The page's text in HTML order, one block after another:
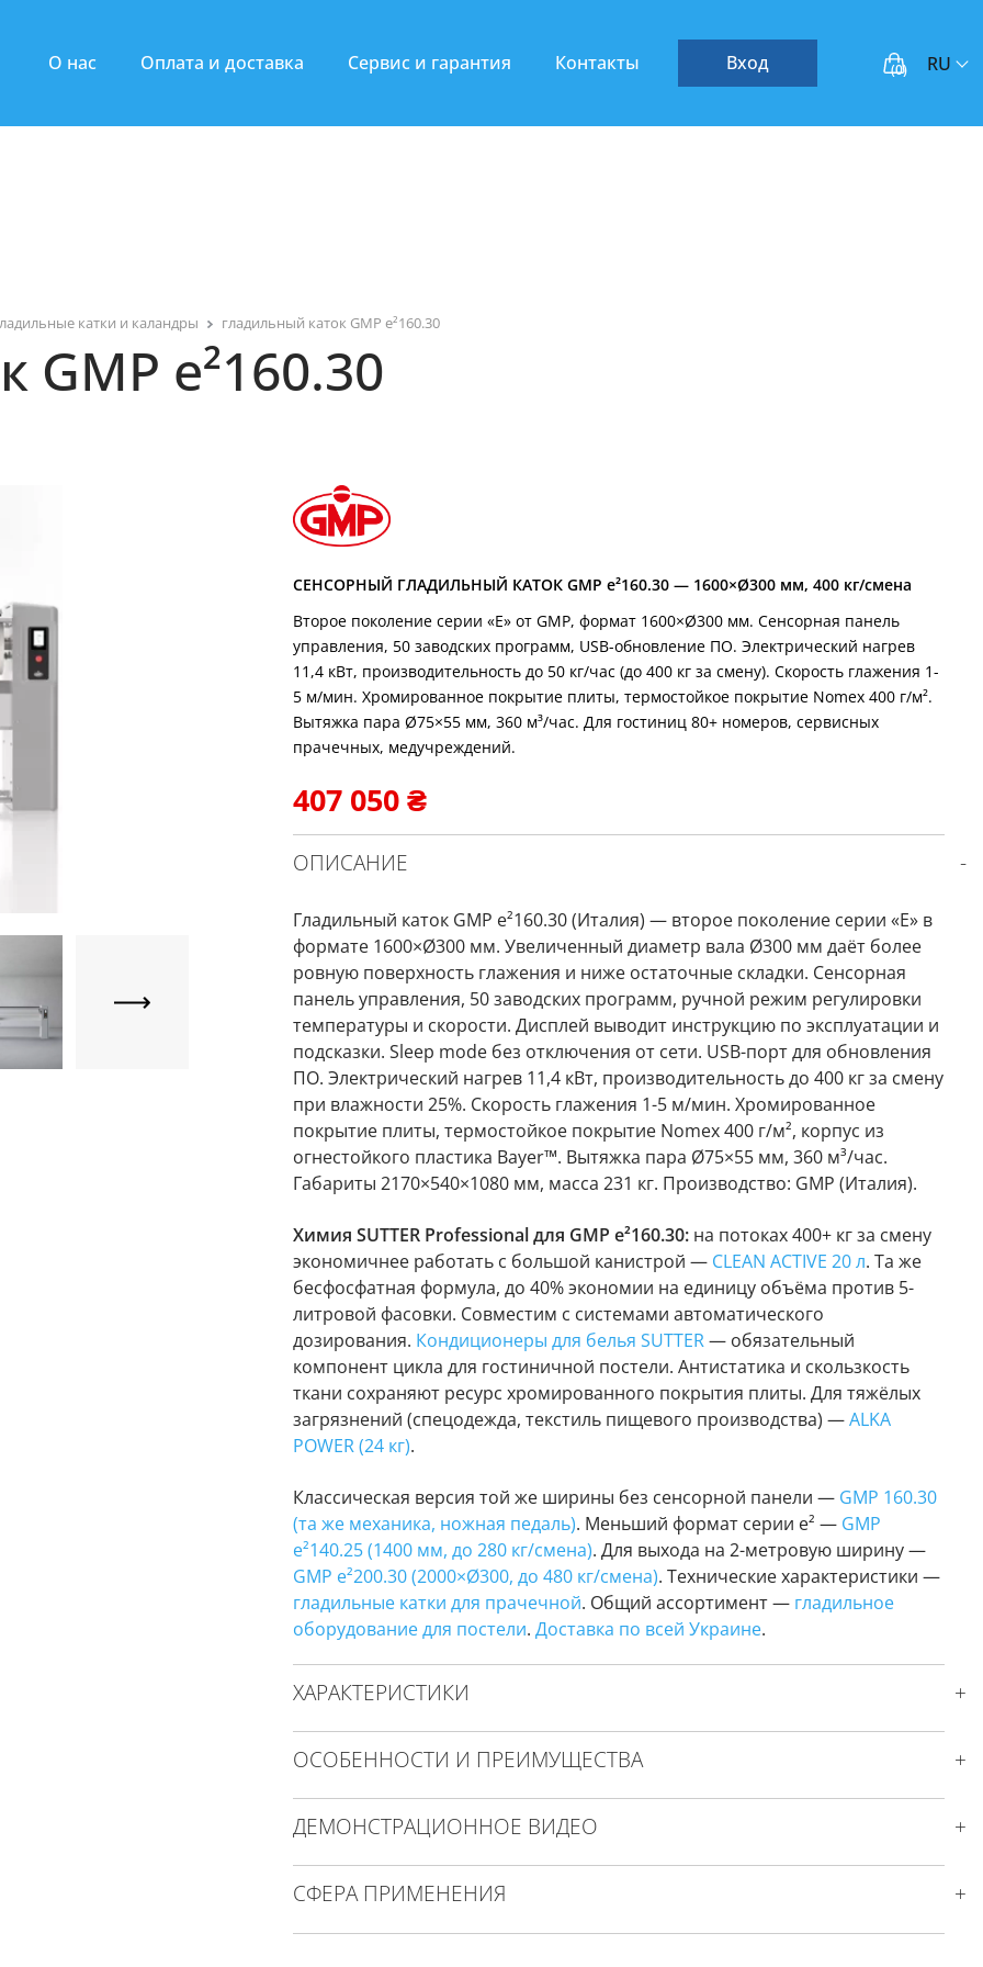
О нас Оплата и доставка Сервис и гарантия Контакты Вход (0) RU
катки и каландры гладильный каток GMP e²160.30
GMP e²160.30
407 050₴
СЕНСОРНЫЙ ГЛАДИЛЬНЫЙ КАТОК GMP e²160.30 — 1600×Ø300 мм, 400 кг/смена
Второе поколение серии «E» от GMP, формат 1600×Ø300 мм. Сенсорная панель
управления, 50 заводских программ, USB-обновление ПО. Электрический нагрев
11,4 кВт, производительность до 50 кг/час (до 400 кг за смену). Скорость глажения 1-
5 м/мин. Хромированное покрытие плиты, термостойкое покрытие Nomex 400 г/м².
Вытяжка пара Ø75×55 мм, 360 м³/час. Для гостиниц 80+ номеров, сервисных
прачечных, медучреждений.
ОПИСАНИЕ
Гладильный каток GMP e²160.30 (Италия) — второе поколение серии «E» в
формате 1600×Ø300 мм. Увеличенный диаметр вала Ø300 мм даёт более
ровную поверхность глажения и ниже остаточные складки. Сенсорная
панель управления, 50 заводских программ, ручной режим регулировки
температуры и скорости. Дисплей выводит инструкцию по эксплуатации и
подсказки. Sleep mode без отключения от сети. USB-порт для обновления
ПО. Электрический нагрев 11,4 кВт, производительность до 400 кг за смену
при влажности 25%. Скорость глажения 1-5 м/мин. Хромированное
покрытие плиты, термостойкое покрытие Nomex 400 г/м², корпус из
огнестойкого пластика Bayer™. Вытяжка пара Ø75×55 мм, 360 м³/час.
Габариты 2170×540×1080 мм, масса 231 кг. Производство: GMP (Италия).
Химия SUTTER Professional для GMP e²160.30: на потоках 400+ кг за смену
экономичнее работать с большой канистрой — CLEAN ACTIVE 20 л. Та же
бесфосфатная формула, до 40% экономии на единицу объёма против 5-
литровой фасовки. Совместим с системами автоматического
дозирования. Кондиционеры для белья SUTTER— обязательный
компонент цикла для гостиничной постели. Антистатика и скользкость
ткани сохраняют ресурс хромированного покрытия плиты. Для тяжёлых
загрязнений (спецодежда, текстиль пищевого производства) —ALKA
POWER (24 кг).
Классическая версия той же ширины без сенсорной панели — GMP 160.30
(та же механика, ножная педаль). Меньший формат серии e² — GMP
e²140.25 (1400 мм, до 280 кг/смена). Для выхода на 2-метровую ширину —
GMP e²200.30 (2000×Ø300, до 480 кг/смена). Технические характеристики —
гладильные катки для прачечной. Общий ассортимент — гладильное
оборудование для постели. Доставка по всей Украине.
ХАРАКТЕРИСТИКИ
ОСОБЕННОСТИ И ПРЕИМУЩЕСТВА
ДЕМОНСТРАЦИОННОЕ ВИДЕО
СФЕРА ПРИМЕНЕНИЯ